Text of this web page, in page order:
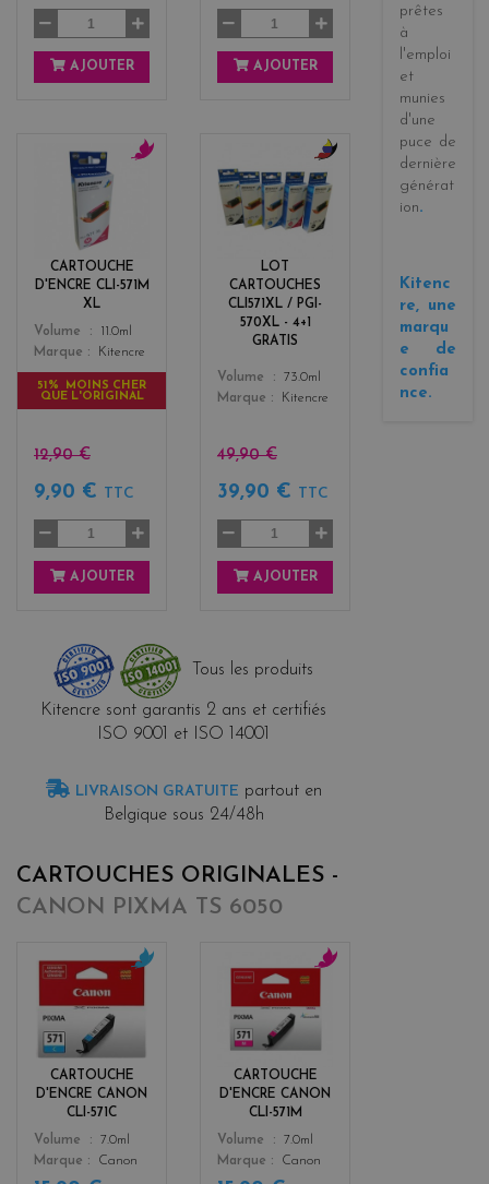
AJOUTER AJOUTER
CARTOUCHE
D'ENCRE CLI-571M
XL
Color
n
t
Volume
11.0ml
Marque
Kitencre
51% MOINS CHER
QUE L'ORIGINAL
12,90 €
9,90 € TTC
AJOUTER
LOT
CARTOUCHES
CLI571XL / PGI-
570XL - 4+1
GRATIS
Color
b
l
a
+
3
Volume
73.0ml
Marque
Kitencre
49,90 €
39,90 € TTC
AJOUTER
Tous les produits
Kitencre sont garantis 2 ans et certifiés
ISO 9001 et ISO 14001
LIVRAISON GRATUITE partout en
Belgique sous 24/48h
CARTOUCHES ORIGINALES -
CANON PIXMA TS 6050
CARTOUCHE
D'ENCRE CANON
CLI-571C
Color
c
y
Volume
7.0ml
Marque
Canon
CARTOUCHE
D'ENCRE CANON
CLI-571M
Color
a
n
t
Volume
7.0ml
Marque
Canon
prêtes
à
l'emploi
et
munies
d'une
puce de
dernière
générat
ion.
Kitenc
re, une
marqu
e de
confia
nce.